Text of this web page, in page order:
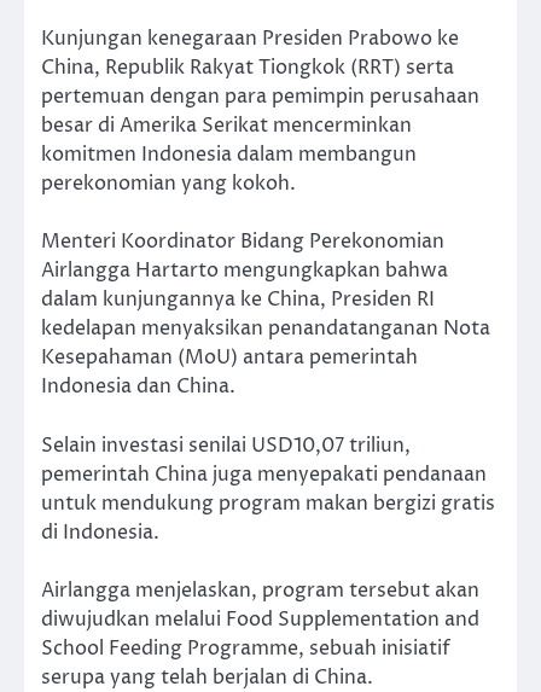
Kunjungan kenegaraan Presiden Prabowo ke
China, Republik Rakyat Tiongkok (RRT) serta
pertemuan dengan para pemimpin perusahaan
besar di Amerika Serikat mencerminkan
komitmen Indonesia dalam membangun
perekonomian yang kokoh.
Menteri Koordinator Bidang Perekonomian
Airlangga Hartarto mengungkapkan bahwa
dalam kunjungannya ke China, Presiden RI
kedelapan menyaksikan penandatanganan Nota
Kesepahaman (MoU) antara pemerintah
Indonesia dan China.
Selain investasi senilai USD10,07 triliun,
pemerintah China juga menyepakati pendanaan
untuk mendukung program makan bergizi gratis
di Indonesia.
Airlangga menjelaskan, program tersebut akan
diwujudkan melalui Food Supplementation and
School Feeding Programme, sebuah inisiatif
serupa yang telah berjalan di China.